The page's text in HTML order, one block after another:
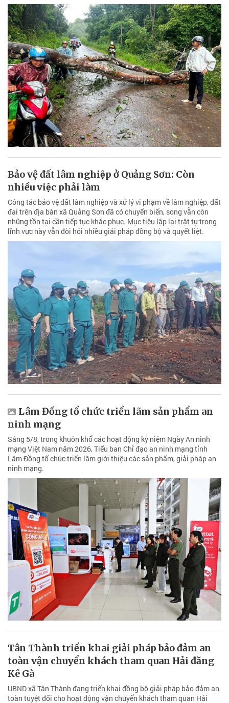
Bảo vệ đất lâm nghiệp ở Quảng Sơn: Còn
nhiều việc phải làm
Công tác bảo vệ đất lâm nghiệp và xử lý vi phạm về lâm nghiệp, đất
đai trên địa bàn xã Quảng Sơn đã có chuyển biến, song vẫn còn
những tồn tại cần tiếp tục khắc phục. Mục tiêu lập lại trật tự trong
lĩnh vực này vẫn đòi hỏi nhiều giải pháp đồng bộ và quyết liệt.
Lâm Đồng tổ chức triển lãm sản phẩm an
ninh mạng
Sáng 5/8, trong khuôn khổ các hoạt động kỷ niệm Ngày An ninh
mạng Việt Nam năm 2026, Tiểu ban Chỉ đạo an ninh mạng tỉnh
Lâm Đồng tổ chức triển lãm giới thiệu các sản phẩm, giải pháp an
ninh mạng.
Tân Thành triển khai giải pháp bảo đảm an
toàn vận chuyển khách tham quan Hải đăng
Kê Gà
UBND xã Tân Thành đang triển khai đồng bộ giải pháp bảo đảm an
toàn tuyệt đối cho hoạt động vận chuyển khách tham quan Hải